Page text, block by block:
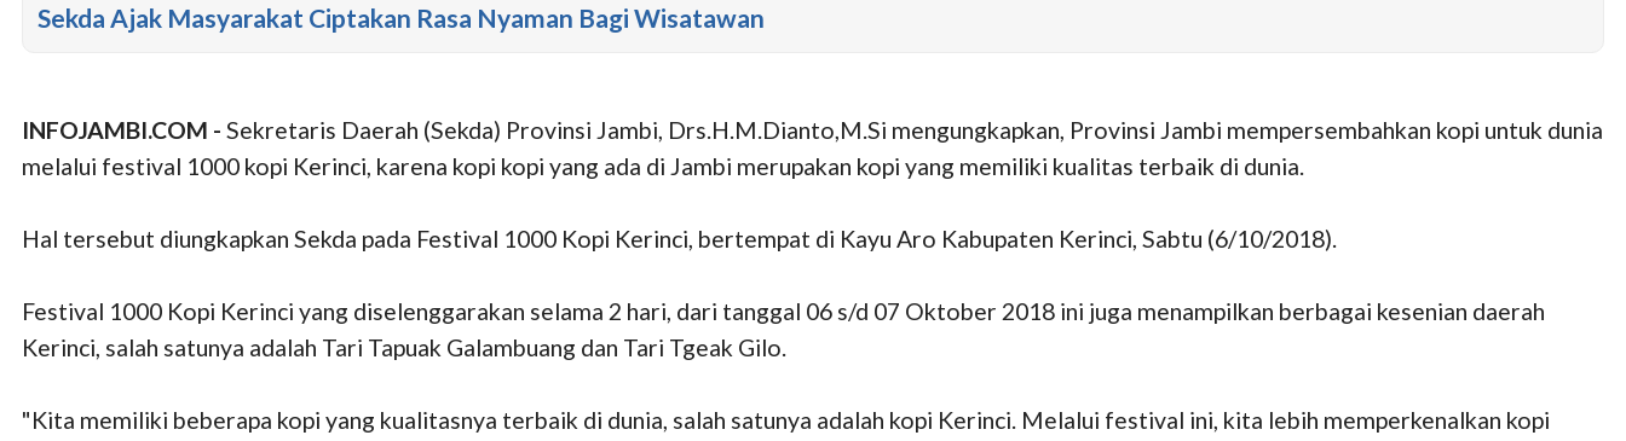
Sekda Ajak Masyarakat Ciptakan Rasa Nyaman Bagi Wisatawan
INFOJAMBI.COM - Sekretaris Daerah (Sekda) Provinsi Jambi, Drs.H.M.Dianto,M.Si mengungkapkan, Provinsi Jambi mempersembahkan kopi untuk dunia
melalui festival 1000 kopi Kerinci, karena kopi kopi yang ada di Jambi merupakan kopi yang memiliki kualitas terbaik di dunia.
Hal tersebut diungkapkan Sekda pada Festival 1000 Kopi Kerinci, bertempat di Kayu Aro Kabupaten Kerinci, Sabtu (6/10/2018).
Festival 1000 Kopi Kerinci yang diselenggarakan selama 2 hari, dari tanggal 06 s/d 07 Oktober 2018 ini juga menampilkan berbagai kesenian daerah
Kerinci, salah satunya adalah Tari Tapuak Galambuang dan Tari Tgeak Gilo.
"Kita memiliki beberapa kopi yang kualitasnya terbaik di dunia, salah satunya adalah kopi Kerinci. Melalui festival ini, kita lebih memperkenalkan kopi